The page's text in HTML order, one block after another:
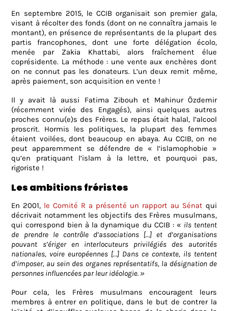
En septembre 2015, le CCIB organisait son premier gala,
visant à récolter des fonds (dont on ne connaîtra jamais le
montant), en présence de représentants de la plupart des
partis francophones, dont une forte délégation écolo,
menée par Zakia Khattabi, alors fraîchement élue
coprésidente. La méthode : une vente aux enchères dont
on ne connut pas les donateurs. L’un deux remit même,
après paiement, son acquisition en vente !
Il y avait là aussi Fatima Zibouh et Mahinur Özdemir
(récemment virée des Engagés), ainsi quelques autres
proches connu(e)s des Frères. Le repas était halal, l’alcool
proscrit. Hormis les politiques, la plupart des femmes
étaient voilées, dont beaucoup en abaya. Au CCIB, on ne
peut apparemment se défendre de « l’islamophobie »
qu’en pratiquant l’islam à la lettre, et pourquoi pas,
rigoriste !
Les ambitions fréristes
En 2001, le Comité R a présenté un rapport au Sénatqui
décrivait notamment les objectifs des Frères musulmans,
qui correspond bien à la dynamique du CCIB : « ils tentent
de prendre le contrôle d’associations […] et d’organisations
pouvant s’ériger en interlocuteurs privilégiés des autorités
nationales, voire européennes […] Dans ce contexte, ils tentent
d’imposer, au sein des organes représentatifs, la désignation de
personnes influencées par leur idéologie. »
Pour cela, les Frères musulmans encouragent leurs
membres à entrer en politique, dans le but de contrer la